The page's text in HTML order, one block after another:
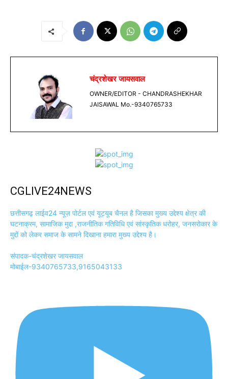
चंद्रशेखर जायसवाल
OWNER/EDITOR - CHANDRASHEKHAR
JAISAWAL Mo.-9340765733
CGLIVE24NEWS
छत्तीसगढ़ लाईव24 न्यूज़ पोर्टल एवं यूट्यूब चैनल है जिसका मुख्य उद्देश्य क्षेत्र की
घटनाक्रम, सामाजिक मुद्दा ,राजनीतिक गतिविधि एवं सांस्कृतिक धरोहर, जनसरोकार के
मुद्दों को लेकर समाज के सामने दिखाना हमारा मुख्य उद्देश्य है।
संपादक-चंद्रशेखर जायसवाल
मोबाईल-9340765733,9165043133